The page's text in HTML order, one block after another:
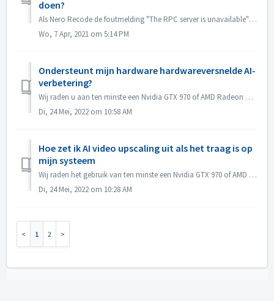
doen?
Als Nero Recode de foutmelding "The RPC server is unavailable" geeft bij het converteren van bestanden, kunt u dan de volgende stappen proberen? ...
Wo, 7 Apr, 2021 om 5:14 PM
Ondersteunt mijn hardware hardwareversnelde AI-
verbetering?
Wij raden u aan ten minste een Nvidia GTX 970 of AMD Radeon R9 390 grafische kaart te gebruiken voor hardwareversnelde video-AI-opwaardering van SD-bronbest...
Di, 24 Mei, 2022 om 10:58 AM
Hoe zet ik AI video upscaling uit als het traag is op
mijn systeem
Wij raden het gebruik van ten minste een Nvidia GTX 970 of AMD Radeon R9 390 grafische kaarten aan voor hardwareversnelde video AI upscaling van SD-bronbest...
Di, 24 Mei, 2022 om 10:28 AM
1 2